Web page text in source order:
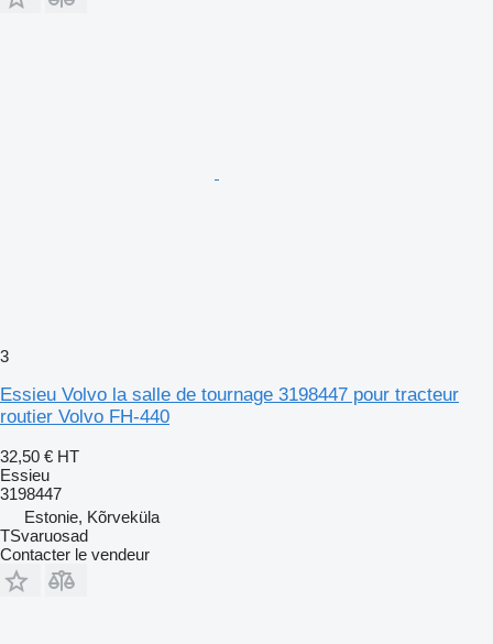
3
Essieu Volvo la salle de tournage 3198447 pour tracteur
routier Volvo FH-440
32,50 € HT
Essieu
3198447
Estonie, Kõrveküla
TSvaruosad
Contacter le vendeur